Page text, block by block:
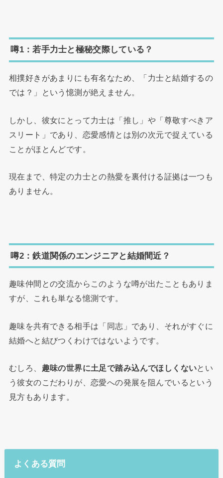
噂1：若手力士と極秘交際している？
相撲好きがあまりにも有名なため、「力士と結婚するの
では？」という憶測が絶えません。
しかし、彼女にとって力士は「推し」や「尊敬すべきア
スリート」であり、恋愛感情とは別の次元で捉えている
ことがほとんどです。
現在まで、特定の力士との熱愛を裏付ける証拠は一つも
ありません。
噂2：鉄道関係のエンジニアと結婚間近？
趣味仲間との交流からこのような噂が出たこともありま
すが、これも単なる憶測です。
趣味を共有できる相手は「同志」であり、それがすぐに
結婚へと結びつくわけではないようです。
むしろ、 趣味の世界に土足で踏み込んでほしくないとい
う彼女のこだわりが、恋愛への発展を阻んでいるという
見方もあります。
よくある質問